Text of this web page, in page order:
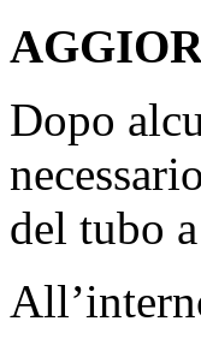
Dopo
del tubo